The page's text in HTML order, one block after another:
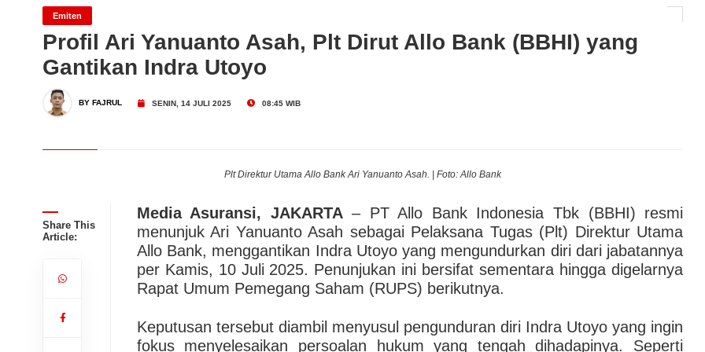
Migas Masih Menjanjikan!
Dari Konsultasi, Inovasi AI hingga Pendampingan di Rumah Sakit: Halodoc for
Emiten
Profil Ari Yanuanto Asah, Plt Dirut Allo Bank (BBHI) yang
Gantikan Indra Utoyo
BY FAJRUL SENIN, 14 JULI 2025 08:45 WIB
Plt Direktur Utama Allo Bank Ari Yanuanto Asah. | Foto: Allo Bank
Share This
Article:
Media Asuransi, JAKARTA– PT Allo Bank Indonesia Tbk (BBHI) resmi
menunjuk Ari Yanuanto Asah sebagai Pelaksana Tugas (Plt) Direktur Utama
Allo Bank, menggantikan Indra Utoyo yang mengundurkan diri dari jabatannya
per Kamis, 10 Juli 2025. Penunjukan ini bersifat sementara hingga digelarnya
Rapat Umum Pemegang Saham (RUPS) berikutnya.
Keputusan tersebut diambil menyusul pengunduran diri Indra Utoyo yang ingin
fokus menyelesaikan persoalan hukum yang tengah dihadapinya. Seperti